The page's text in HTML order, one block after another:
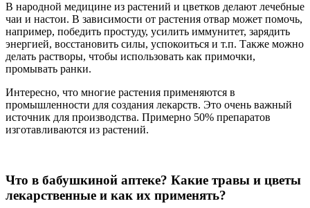
В народной медицине из растений и цветков делают лечебные
чаи и настои. В зависимости от растения отвар может помочь,
например, победить простуду, усилить иммунитет, зарядить
энергией, восстановить силы, успокоиться и т.п. Также можно
делать растворы, чтобы использовать как примочки,
промывать ранки.
Интересно, что многие растения применяются в
промышленности для создания лекарств. Это очень важный
источник для производства. Примерно 50% препаратов
изготавливаются из растений.
Что в бабушкиной аптеке? Какие травы и цветы
лекарственные и как их применять?